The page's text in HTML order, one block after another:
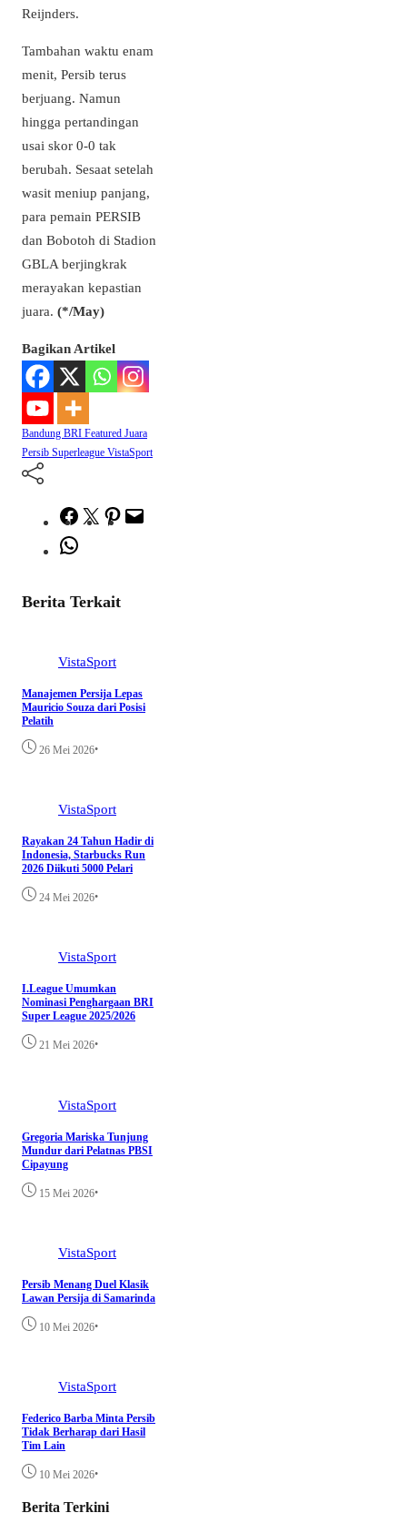
Reijnders.
Tambahan waktu enam
menit, Persib terus
berjuang. Namun
hingga pertandingan
usai skor 0-0 tak
berubah. Sesaat setelah
wasit meniup panjang,
para pemain PERSIB
dan Bobotoh di Stadion
GBLA berjingkrak
merayakan kepastian
juara. (*/May)
Bagikan Artikel
Bandung BRI Featured Juara
Persib Superleague VistaSport
Facebook
TwitterPinterest
Berita Terkait
VistaSport
Manajemen Persija Lepas
Mauricio Souza dari Posisi
Pelatih
26 Mei 2026•
VistaSport
Rayakan 24 Tahun Hadir di
Indonesia, Starbucks Run
2026 Diikuti 5000 Pelari
24 Mei 2026•
VistaSport
I.League Umumkan
Nominasi Penghargaan BRI
Super League 2025/2026
21 Mei 2026•
VistaSport
Gregoria Mariska Tunjung
Mundur dari Pelatnas PBSI
Cipayung
15 Mei 2026•
VistaSport
Persib Menang Duel Klasik
Lawan Persija di Samarinda
10 Mei 2026•
VistaSport
Federico Barba Minta Persib
Tidak Berharap dari Hasil
Tim Lain
10 Mei 2026•
Berita Terkini